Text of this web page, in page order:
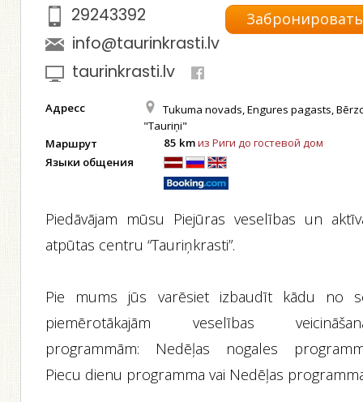
Забронировать
29243392
info@taurinkrasti.lv
taurinkrasti.lv
Адресс
Tukuma novads, Engures pagasts,
"Tauriņi"
Маршрут 85 kmиз Риги до гостевой дом
Языки общения
Piedāvājam mūsu Piejūras veselības un
atpūtas centru “Tauriņkrasti”.
Pie mums jūs varēsiet izbaudīt kādu no
piemērotākajām veselības
programmām: Nedēļas nogales
Piecu dienu programma vai Nedēļas